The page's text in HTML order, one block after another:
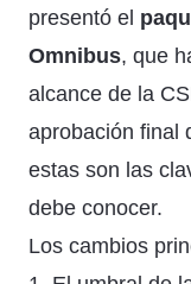
presentó el
Omnibus, que
alcance de la
aprobación final
estas son las
debe conocer.
Los cambios